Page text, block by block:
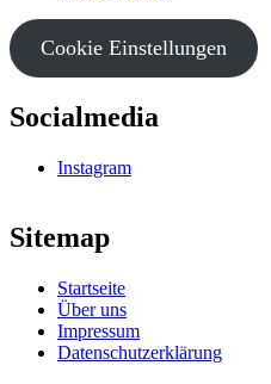
Cookie Einstellungen
Socialmedia
Instagram
Sitemap
Startseite
Über uns
Impressum
Datenschutzerklärung